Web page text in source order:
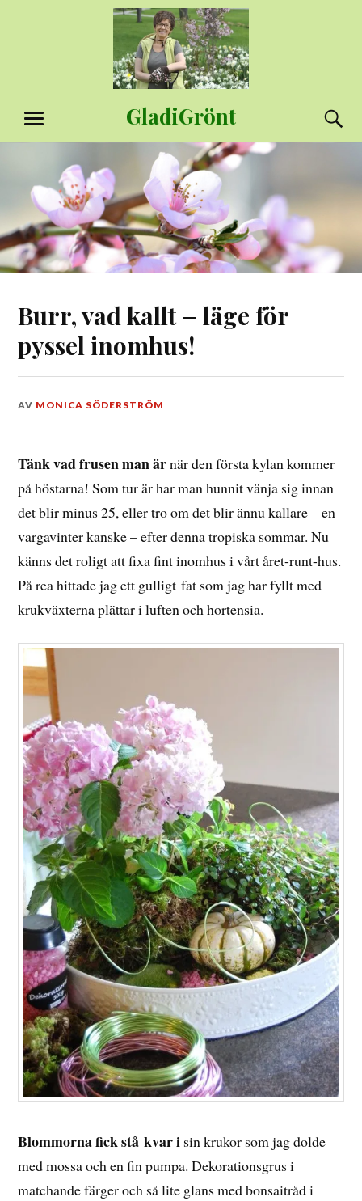
GladiGrönt
MENY
Burr, vad kallt – läge för
pyssel inomhus!
DEN
2014
AV MONICA SÖDERSTRÖM
Tänk vad frusen man ärnär den första kylan kommer
på höstarna! Som tur är har man hunnit vänja sig innan
det blir minus 25, eller tro om det blir ännu kallare – en
vargavinter kanske – efter denna tropiska sommar. Nu
känns det roligt att fixa fint inomhus i vårt året-runt-hus.
På rea hittade jag ett gulligt fat som jag har fyllt med
krukväxterna plättar i luften och hortensia.
Blommorna fick stå kvar i sin krukor som jag dolde
med mossa och en fin pumpa. Dekorationsgrus i
matchande färger och så lite glans med bonsaitråd i